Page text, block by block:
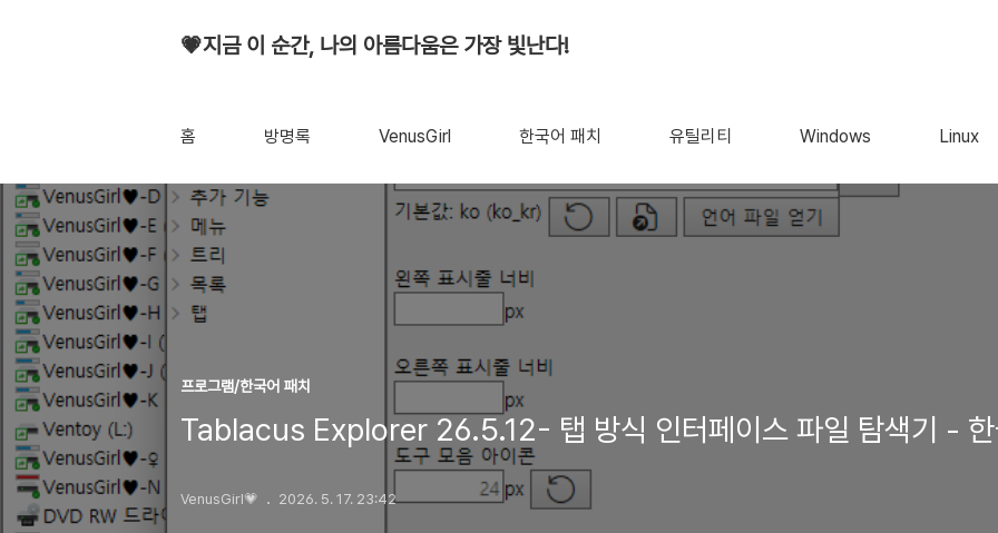
💗지금 이 순간, 나의 아름다움은 가장 빛난다!
홈 방명록 VenusGirl 한국어 패치 유틸리티 Windows Linux
프로그램/한국어 패치
Tablacus Explorer 26.5.12- 탭 방식 인터페이스 파일 탐색기 - 한
VenusGirl💗 2026. 5. 17. 23:42